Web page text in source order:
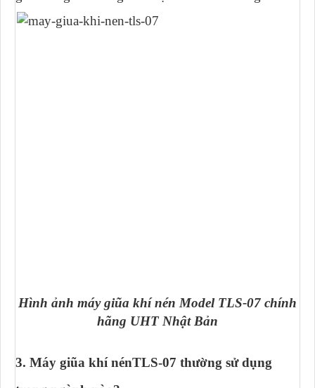
Hình ảnh máy giũa khí nén Model TLS-07 chính
hãng UHT Nhật Bản
3. Máy giũa khí nénTLS-07 thường sử dụng